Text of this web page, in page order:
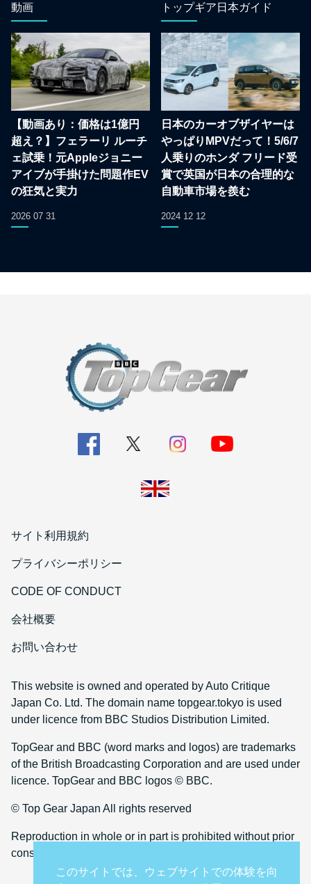
動画
【動画あり：価格は1億円
超え？】フェラーリ ルーチ
ェ試乗！元Appleジョニー
アイブが手掛けた問題作EV
の狂気と実力
2026 07 31
トップギア日本ガイド
日本のカーオブザイヤーは
やっぱりMPVだって！5/6/7
人乗りのホンダ フリード受
賞で英国が日本の合理的な
自動車市場を羨む
2024 12 12
サイト利用規約
プライバシーポリシー
CODE OF CONDUCT
会社概要
お問い合わせ
This website is owned and operated by Auto Critique
Japan Co. Ltd. The domain name topgear.tokyo is used
under licence from BBC Studios Distribution Limited.
TopGear and BBC (word marks and logos) are trademarks
of the British Broadcasting Corporation and are used under
licence. TopGear and BBC logos © BBC.
© Top Gear Japan All rights reserved
Reproduction in whole or in part is prohibited without prior
consent
このサイトでは、ウェブサイトでの体験を向